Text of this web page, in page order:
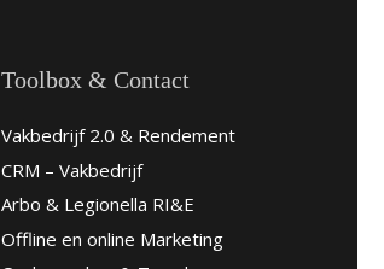
Toolbox & Contact
Vakbedrijf 2.0 & Rendement
CRM – Vakbedrijf
Arbo & Legionella RI&E
Offline en online Marketing